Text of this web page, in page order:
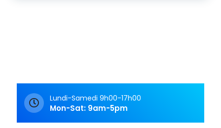
Lundi-Samedi 9h00-17h00
Mon-Sat: 9am-5pm